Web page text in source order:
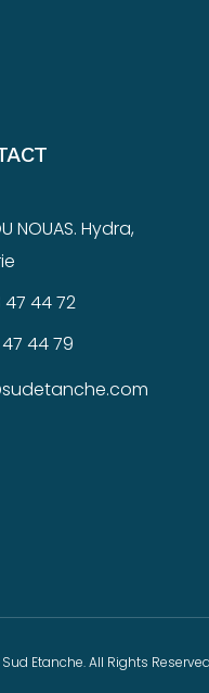
NOUAS. Hydra,
47 44 72
44 79
Sud Etanche. All Rights